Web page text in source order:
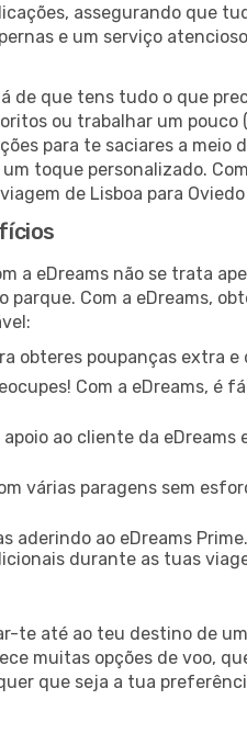
assegurando que
e um serviço
que tens tudo o que
ou trabalhar um pouco
para te saciares a meio
toque personalizado.
de Lisboa para
a eDreams não se trata
Com a eDreams,
obteres poupanças extra
Com a eDreams, é
ao cliente da eDreams
várias paragens sem
aderindo ao eDreams
durante as tuas
te até ao teu destino de
muitas opções de voo,
que seja a tua